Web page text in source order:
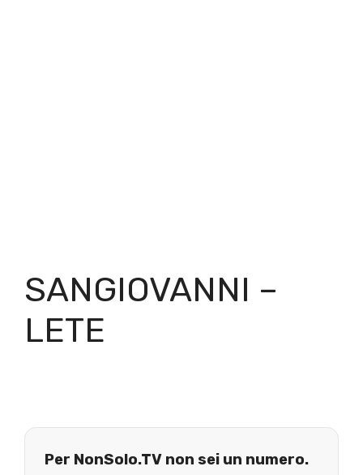
SANGIOVANNI –
LETE
Per NonSolo.TV non sei un numero.